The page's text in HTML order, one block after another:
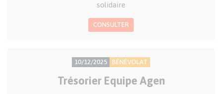
solidaire
CONSULTER
PRÉCISION
LA
10/12/2025
TYPE
BÉNÉVOLAT
Trésorier Equipe Agen